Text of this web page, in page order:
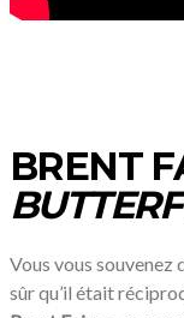
BRENT
Vous vous souvenez
sûr qu’il était